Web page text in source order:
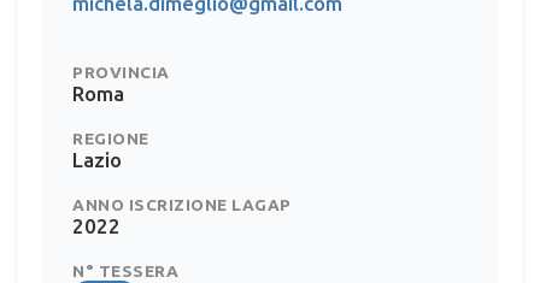
PROVINCIA
Roma
REGIONE
Lazio
ANNO ISCRIZIONE LAGAP
2022
N° TESSERA